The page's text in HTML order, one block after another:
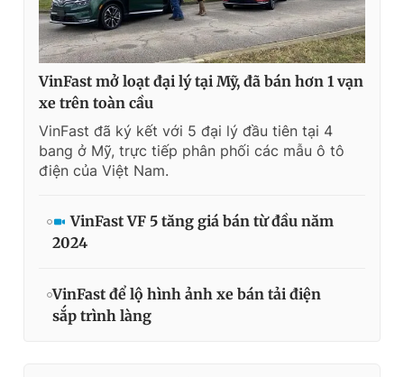
VinFast mở loạt đại lý tại Mỹ, đã bán hơn 1 vạn
xe trên toàn cầu
VinFast đã ký kết với 5 đại lý đầu tiên tại 4
bang ở Mỹ, trực tiếp phân phối các mẫu ô tô
điện của Việt Nam.
VinFast VF 5 tăng giá bán từ đầu năm
2024
VinFast để lộ hình ảnh xe bán tải điện
sắp trình làng